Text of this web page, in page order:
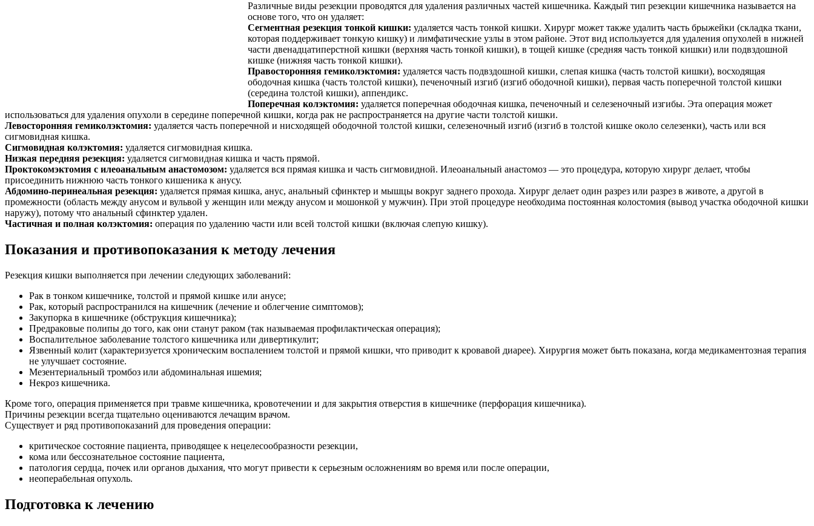
Различные виды резекции проводятся для удаления различных частей кишечника. Каждый тип резекции кишечника называется на
основе того, что он удаляет:
Сегментная резекция тонкой кишки: удаляется часть тонкой кишки. Хирург может также удалить часть брыжейки (складка ткани,
которая поддерживает тонкую кишку) и лимфатические узлы в этом районе. Этот вид используется для удаления опухолей в нижней
части двенадцатиперстной кишки (верхняя часть тонкой кишки), в тощей кишке (средняя часть тонкой кишки) или подвздошной
кишке (нижняя часть тонкой кишки).
Правосторонняя гемиколэктомия: удаляется часть подвздошной кишки, слепая кишка (часть толстой кишки), восходящая
ободочная кишка (часть толстой кишки), печеночный изгиб (изгиб ободочной кишки), первая часть поперечной толстой кишки
(середина толстой кишки), аппендикс.
Поперечная колэктомия: удаляется поперечная ободочная кишка, печеночный и селезеночный изгибы. Эта операция может
использоваться для удаления опухоли в середине поперечной кишки, когда рак не распространяется на другие части толстой кишки.
Левосторонняя гемиколэктомия: удаляется часть поперечной и нисходящей ободочной толстой кишки, селезеночный изгиб (изгиб в толстой кишке около селезенки), часть или вся
сигмовидная кишка.
Сигмовидная колэктомия: удаляется сигмовидная кишка.
Низкая передняя резекция: удаляется сигмовидная кишка и часть прямой.
Проктокомэктомия с илеоанальным анастомозом: удаляется вся прямая кишка и часть сигмовидной. Илеоанальный анастомоз — это процедура, которую хирург делает, чтобы
присоединить нижнюю часть тонкого кишеника к анусу.
Абдомино-перинеальная резекция: удаляется прямая кишка, анус, анальный сфинктер и мышцы вокруг заднего прохода. Хирург делает один разрез или разрез в животе, а другой в
промежности (область между анусом и вульвой у женщин или между анусом и мошонкой у мужчин). При этой процедуре необходима постоянная колостомия (вывод участка ободочной кишки
наружу), потому что анальный сфинктер удален.
Частичная и полная колэктомия: операция по удалению части или всей толстой кишки (включая слепую кишку).
Показания и противопоказания к методу лечения
Резекция кишки выполняется при лечении следующих заболеваний:
Рак в тонком кишечнике, толстой и прямой кишке или анусе;
Рак, который распространился на кишечник (лечение и облегчение симптомов);
Закупорка в кишечнике (обструкция кишечника);
Предраковые полипы до того, как они станут раком (так называемая профилактическая операция);
Воспалительное заболевание толстого кишечника или дивертикулит;
Язвенный колит (характеризуется хроническим воспалением толстой и прямой кишки, что приводит к кровавой диарее). Хирургия может быть показана, когда медикаментозная терапия
не улучшает состояние.
Мезентериальный тромбоз или абдоминальная ишемия;
Некроз кишечника.
Кроме того, операция применяется при травме кишечника, кровотечении и для закрытия отверстия в кишечнике (перфорация кишечника).
Причины резекции всегда тщательно оцениваются лечащим врачом.
Существует и ряд противопоказаний для проведения операции:
критическое состояние пациента, приводящее к нецелесообразности резекции,
кома или бессознательное состояние пациента,
патология сердца, почек или органов дыхания, что могут привести к серьезным осложнениям во время или после операции,
неоперабельная опухоль.
Подготовка к лечению